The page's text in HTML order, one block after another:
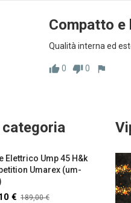
Compatto e
Qualità interna ed
thumb_up0 thumb_down0 flag
Elettrico Ump 45 H&k
Umarex (um-
€ 189,00 €